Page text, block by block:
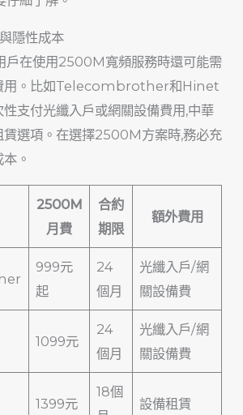
隱性成本
戶在使用2500M寬頻服務時還可能需
用。比如Telecombrother和Hinet
支付光纖入戶或網關設備費用,中華
賃選項。在選擇2500M方案時,務必充
。
2500M
月費
合約
期限
額外費用
999元
起
24
個月
光纖入戶/網
關設備費
1099元
24
個月
光纖入戶/網
關設備費
1399元
18個
設備租賃